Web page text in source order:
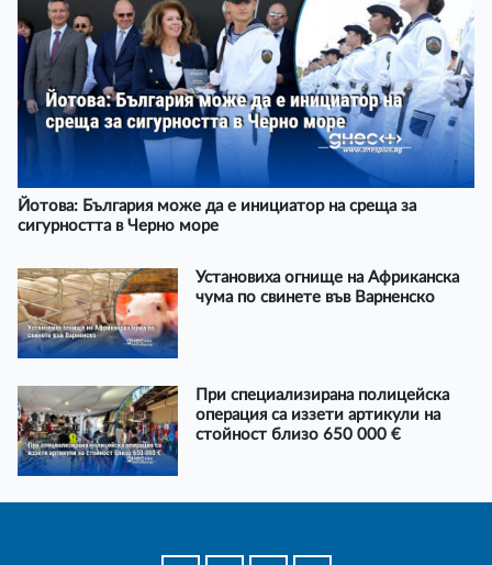
Йотова: България може да е инициатор на среща за
сигурността в Черно море
Установиха огнище на Африканска
чума по свинете във Варненско
При специализирана полицейска
операция са иззети артикули на
стойност близо 650 000 €